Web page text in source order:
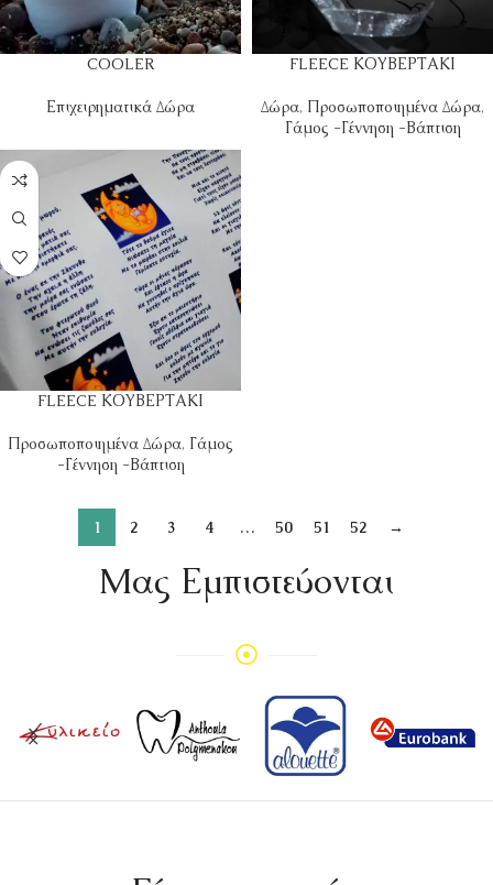
COOLER
Επιχειρηματικά Δώρα
FLEECE ΚΟΥΒΕΡΤΑΚΙ
Δώρα, Προσωποποιημένα Δώρα,
Γάμος -Γέννηση -Βάπτιση
FLEECE ΚΟΥΒΕΡΤΑΚΙ
Προσωποποιημένα Δώρα, Γάμος
-Γέννηση -Βάπτιση
1 2 3 4 … 50 51 52 →
Mας Εμπιστεύονται